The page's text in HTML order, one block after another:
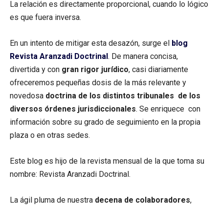
La relación es directamente proporcional, cuando lo lógico
es que fuera inversa.
En un intento de mitigar esta desazón, surge el blog
Revista Aranzadi Doctrinal . De manera concisa,
divertida y con gran rigor jurídico, casi diariamente
ofreceremos pequeñas dosis de la más relevante y
novedosa doctrina de los distintos tribunales de los
diversos órdenes jurisdiccionales. Se enriquece con
información sobre su grado de seguimiento en la propia
plaza o en otras sedes.
Este blog es hijo de la revista mensual de la que toma su
nombre: Revista Aranzadi Doctrinal.
La ágil pluma de nuestra decena de colaboradores,